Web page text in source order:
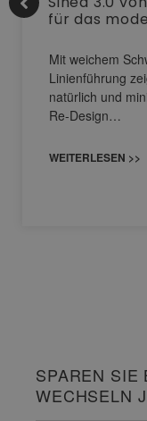
für das
Mit weichem
Linienführung
natürlich und
Re-Design…
WEITERLESEN >>
SPAREN SIE
WECHSELN